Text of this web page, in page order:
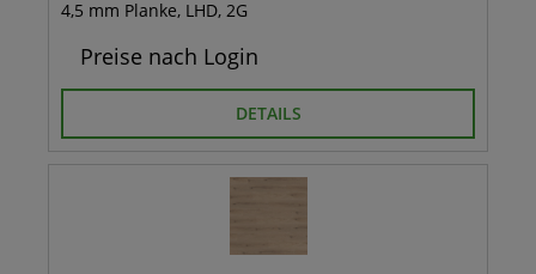
4,5 mm Planke, LHD, 2G
Preise nach Login
DETAILS